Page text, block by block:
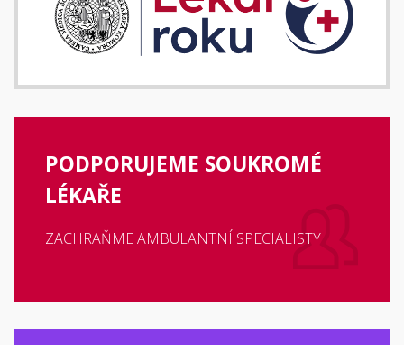
PODPORUJEME SOUKROMÉ
LÉKAŘE
ZACHRAŇME AMBULANTNÍ SPECIALISTY